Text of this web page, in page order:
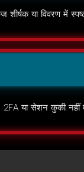
या विवरण में
या सेशन कुकी नहीं